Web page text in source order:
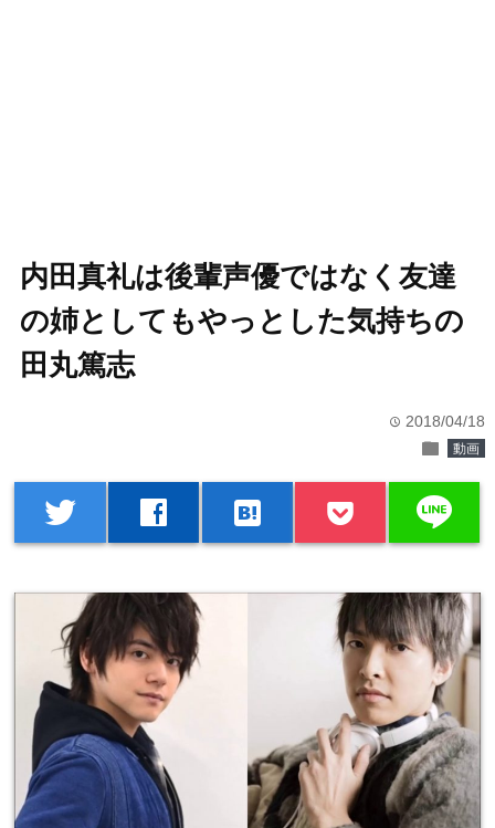
内田真礼は後輩声優ではなく友達
の姉としてもやっとした気持ちの
田丸篤志
time 2018/04/18
folder 動画
twitter facebook hatenabookmark line